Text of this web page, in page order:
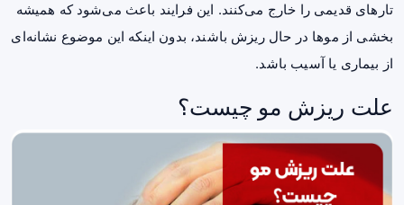
تارهای قدیمی را خارج می‌کنند. این فرایند باعث می‌شود که همیشه
بخشی از موها در حال ریزش باشند، بدون اینکه این موضوع نشانه‌ای
از بیماری یا آسیب باشد.
علت ریزش مو چیست؟